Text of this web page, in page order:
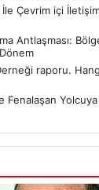
Çevrim içi
Antlaşması:
raporu.
Fenalaşan Yolcuya